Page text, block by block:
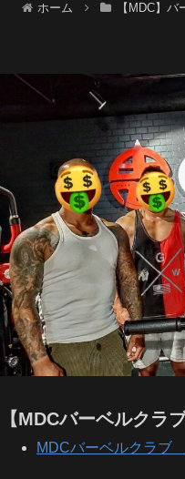
ホーム 【MDC】
【MDCバーベルクラブ
MDCバーベルクラブ